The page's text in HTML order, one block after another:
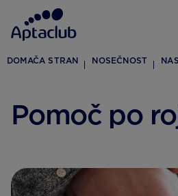
DOMAČA STRAN NOSEČNOST
Pomoč po